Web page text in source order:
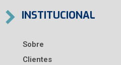
INSTITUCIONAL
Sobre
Clientes